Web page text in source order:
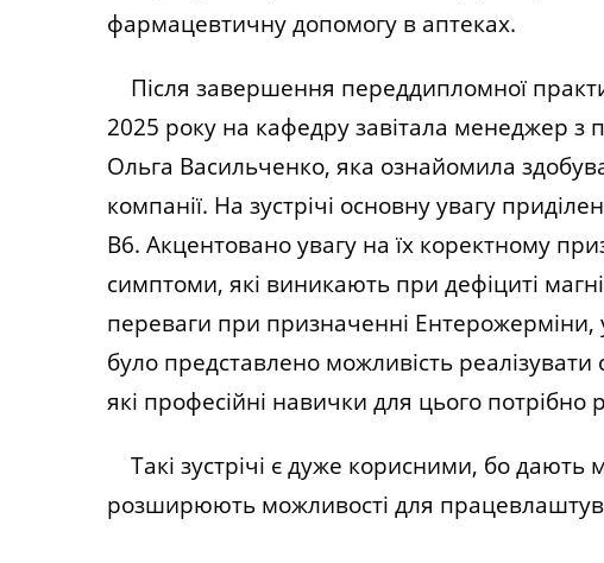
фармацевтичну допомогу в аптеках.
Після завершення переддипломної
2025 року на кафедру завітала менеджер з
Ольга Васильченко, яка ознайомила
компанії. На зустрічі основну увагу
В6. Акцентовано увагу на їх коректному
симптоми, які виникають при дефіциті
переваги при призначенні Ентерожерміни,
було представлено можливість
які професійні навички для цього потрібно
Такі зустрічі є дуже корисними, бо дають
розширюють можливості для